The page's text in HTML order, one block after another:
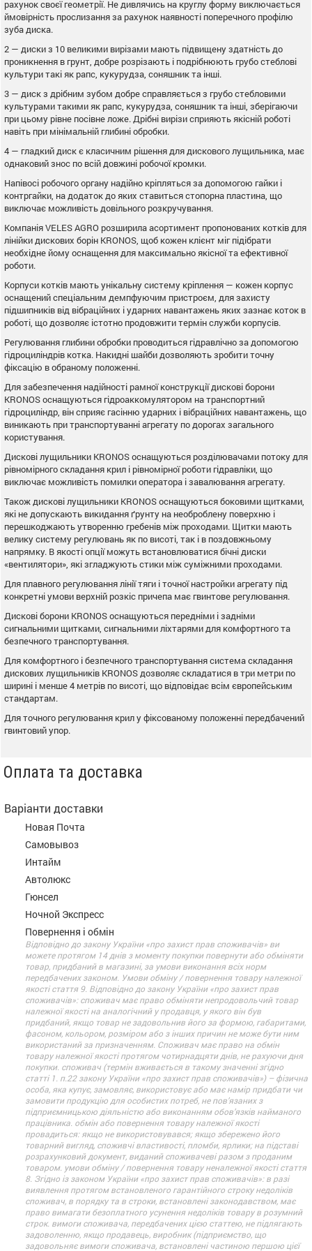
рахунок своєї геометрії. Не дивлячись на круглу форму виключається
ймовірність прослизання за рахунок наявності поперечного профілю
зуба диска.
2 — диски з 10 великими вирізами мають підвищену здатність до
проникнення в грунт, добре розрізають і подрібнюють грубо стеблові
культури такі як рапс, кукурудза, соняшник та інші.
3 — диск з дрібним зубом добре справляється з грубо стебловими
культурами такими як рапс, кукурудза, соняшник та інші, зберігаючи
при цьому рівне посівне ложе. Дрібні вирізи сприяють якісній роботі
навіть при мінімальній глибині обробки.
4 — гладкий диск є класичним рішення для дискового лущильника, має
однаковий знос по всій довжині робочої кромки.
Напівосі робочого органу надійно кріпляться за допомогою гайки і
контргайки, на додаток до яких ставиться стопорна пластина, що
виключає можливість довільного розкручування.
Компанія VELES AGRO розширила асортимент пропонованих котків для
лінійки дискових борін KRONOS, щоб кожен клієнт міг підібрати
необхідне йому оснащення для максимально якісної та ефективної
роботи.
Корпуси котків мають унікальну систему кріплення — кожен корпус
оснащений спеціальним демпфуючим пристроєм, для захисту
підшипників від вібраційних і ударних навантажень яких зазнає коток в
роботі, що дозволяє істотно продовжити термін служби корпусів.
Регулювання глибини обробки проводиться гідравлічно за допомогою
гідроциліндрів котка. Накидні шайби дозволяють зробити точну
фіксацію в обраному положенні.
Для забезпечення надійності рамної конструкції дискові борони
KRONOS оснащуються гідроаккомулятором на транспортний
гідроциліндр, він сприяє гасінню ударних і вібраційних навантажень, що
виникають при транспортуванні агрегату по дорогах загального
користування.
Дискові лущильники KRONOS оснащуються розділювачами потоку для
рівномірного складання крил і рівномірної роботи гідравліки, що
виключає можливість помилки оператора і завалювання агрегату.
Також дискові лущильники KRONOS оснащуються боковими щитками,
які не допускають викидання ґрунту на необроблену поверхню і
перешкоджають утворенню гребенів між проходами. Щитки мають
велику систему регулювань як по висоті, так і в поздовжньому
напрямку. В якості опції можуть встановлюватися бічні диски
«вентилятори», які згладжують стики між суміжними проходами.
Для плавного регулювання лінії тяги і точної настройки агрегату під
конкретні умови верхній розкіс причепа має гвинтове регулювання.
Дискові борони KRONOS оснащуються передніми і задніми
сигнальними щитками, сигнальними ліхтарями для комфортного та
безпечного транспортування.
Для комфортного і безпечного транспортування система складання
дискових лущильників KRONOS дозволяє складатися в три метри по
ширині і менше 4 метрів по висоті, що відповідає всім європейським
стандартам.
Для точного регулювання крил у фіксованому положенні передбачений
гвинтовий упор.
Оплата та доставка
Варіанти доставки
Новая Почта
Самовывоз
Интайм
Автолюкс
Гюнсел
Ночной Экспресс
Повернення і обмін
Відповідно до закону України «про захист прав споживачів» ви
можете протягом 14 днів з моменту покупки повернути або обміняти
товар, придбаний в магазині, за умови виконання всіх норм
передбачених законом. Умови обміну / повернення товару належної
якості стаття 9. Відповідно до закону України «про захист прав
споживачів»: споживач має право обміняти непродовольчий товар
належної якості на аналогічний у продавця, у якого він був
придбаний, якщо товар не задовольнив його за формою, габаритами,
фасоном, кольором, розміром або з інших причин не може бути ним
використаний за призначенням. Споживач має право на обмін
товару належної якості протягом чотирнадцяти днів, не рахуючи дня
покупки. споживач (термін вживається в такому значенні згідно
статті 1. п.22 закону України «про захист прав споживачів») – фізична
особа, яка купує, замовляє, використовує або має намір придбати чи
замовити продукцію для особистих потреб, не пов’язаних з
підприємницькою діяльністю або виконанням обов’язків найманого
працівника. обмін або повернення товару належної якості
провадиться: якщо не використовувався; якщо збережено його
товарний вигляд, споживчі властивості, пломби, ярлики; на підставі
розрахунковий документ, виданий споживачеві разом з проданим
товаром. умови обміну / повернення товару неналежної якості стаття
8. Згідно із законом України «про захист прав споживачів»: в разі
виявлення протягом встановленого гарантійного строку недоліків
споживач, в порядку та в строки, встановлені законодавством, має
право вимагати безоплатного усунення недоліків товару в розумний
строк. вимоги споживача, передбачених цією статтею, не підлягають
задоволенню, якщо продавець, виробник (підприємство, що
задовольняє вимоги споживача, встановлені частиною першою цієї